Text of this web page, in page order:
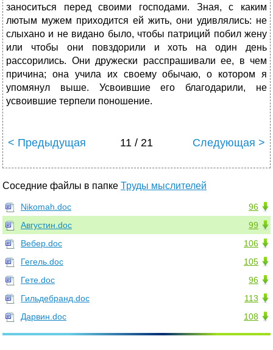
заноситься перед своими господами. Зная, с каким
лютым мужем приходится ей жить, они удивлялись: не
слыхано и не видано было, чтобы патриций побил жену
или чтобы они повздорили и хоть на один день
рассорились. Они дружески расспрашивали ее, в чем
причина; она учила их своему обычаю, о котором я
упомянул выше. Усвоившие его благодарили, не
усвоившие терпели поношение.
< Предыдущая 11 / 21 Следующая >
Соседние файлы в папке Труды мыслителей
96
Nikomah.doc
99
Августин.doc
106
Вебер.doc
105
Гегель.doc
96
Гете.doc
113
Гильдебранд.doc
108
Дарвин.doc